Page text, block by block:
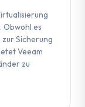
Obwohl es
Sicherung
Veeam
zu